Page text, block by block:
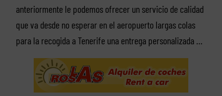
anteriormente le podemos ofrecer un servicio de calidad
que va desde no esperar en el aeropuerto largas colas
para la recogida a Tenerife una entrega personalizada …